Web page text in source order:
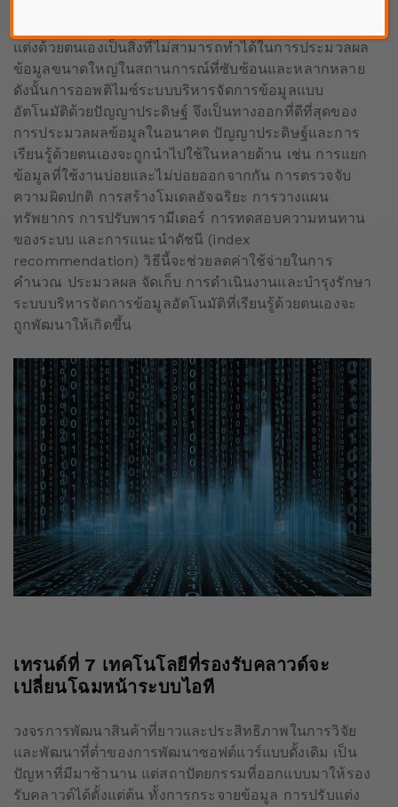
แต่งด้วยตนเองเป็นสิ่งที่ไม่สามารถทำได้ในการประมวลผล
ข้อมูลขนาดใหญ่ในสถานการณ์ที่ซับซ้อนและหลากหลาย
ดังนั้นการออพติไมซ์ระบบบริหารจัดการข้อมูลแบบ
อัตโนมัติด้วยปัญญาประดิษฐ์ จึงเป็นทางออกที่ดีที่สุดของ
การประมวลผลข้อมูลในอนาคต ปัญญาประดิษฐ์และการ
เรียนรู้ด้วยตนเองจะถูกนำไปใช้ในหลายด้าน เช่น การแยก
ข้อมูลที่ใช้งานบ่อยและไม่บ่อยออกจากกัน การตรวจจับ
ความผิดปกติ การสร้างโมเดลอัจฉริยะ การวางแผน
ทรัพยากร การปรับพารามีเตอร์ การทดสอบความทนทาน
ของระบบ และการแนะนำดัชนี (index
recommendation) วิธีนี้จะช่วยลดค่าใช้จ่ายในการ
คำนวณ ประมวลผล จัดเก็บ การดำเนินงานและบำรุงรักษา
ระบบบริหารจัดการข้อมูลอัตโนมัติที่เรียนรู้ด้วยตนเองจะ
ถูกพัฒนาให้เกิดขึ้น
เทรนด์ที่ 7 เทคโนโลยีที่รองรับคลาวด์จะ
เปลี่ยนโฉมหน้าระบบไอที
วงจรการพัฒนาสินค้าที่ยาวและประสิทธิภาพในการวิจัย
และพัฒนาที่ต่ำของการพัฒนาซอฟต์แวร์แบบดั้งเดิม เป็น
ปัญหาที่มีมาช้านาน แต่สถาปัตยกรรมที่ออกแบบมาให้รอง
รับคลาวด์ได้ตั้งแต่ต้น ทั้งการกระจายข้อมูล การปรับแต่ง